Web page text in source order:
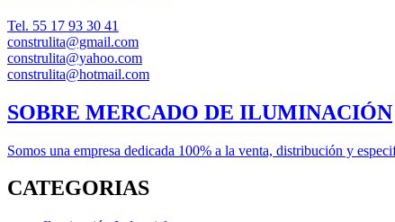
Tel. 55 17 93 30 41
construlita@gmail.com
construlita@yahoo.com
construlita@hotmail.com
SOBRE MERCADO DE ILUMINACIÓN
Somos una empresa dedicada 100% a la venta, distribución y
CATEGORIAS